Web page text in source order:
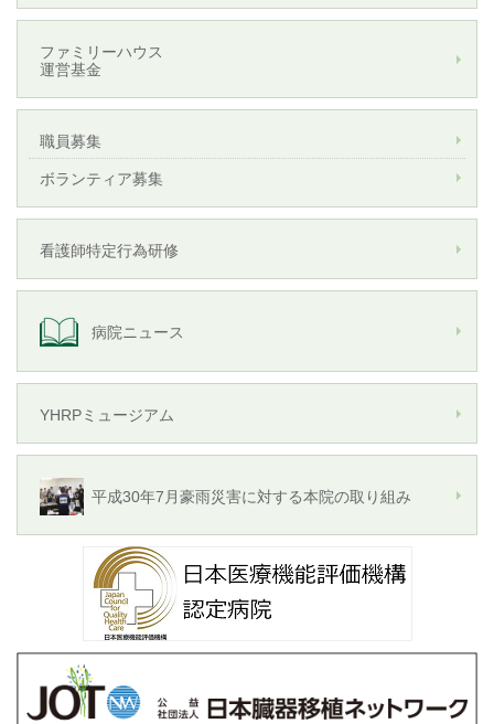
ファミリーハウス
運営基金
職員募集
ボランティア募集
看護師特定行為研修
病院ニュース
YHRPミュージアム
平成30年7月豪雨災害に対する本院の取り組み